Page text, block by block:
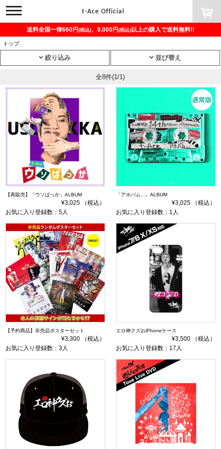
toggle
navigation
t-Ace Official
送料全国一律660円(税込)、8,000円(税込)以上の購入で送料無料!!
トップ
絞り込み 並び替え
全8件(1/1)
【再販売】「ウソばっか」ALBUM
¥3,025 （税込）
お気に入り登録数：5人
「アホバム...」ALBUM
¥3,025 （税込）
お気に入り登録数：1人
【予約商品】非売品ポスターセット
¥3,300 （税込）
お気に入り登録数：3人
エロ神クズおiPhoneケース
¥3,500 （税込）
お気に入り登録数：17人